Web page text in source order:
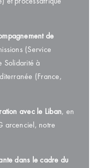
de
(Service
Solidarité à
(France,
avec le Liban, en
arcenciel, notre
dans le cadre du